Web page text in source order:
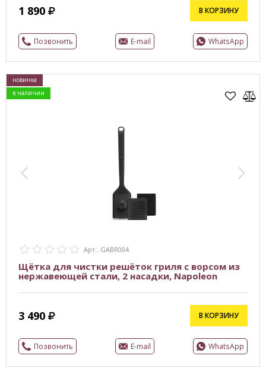
1 890 В КОРЗИНУ
Позвонить E-mail WhatsApp
новинка
в наличии
Арт.: GABR004
Щётка для чистки решёток гриля с ворсом из
нержавеющей стали, 2 насадки, Napoleon
3 490 В КОРЗИНУ
Позвонить E-mail WhatsApp